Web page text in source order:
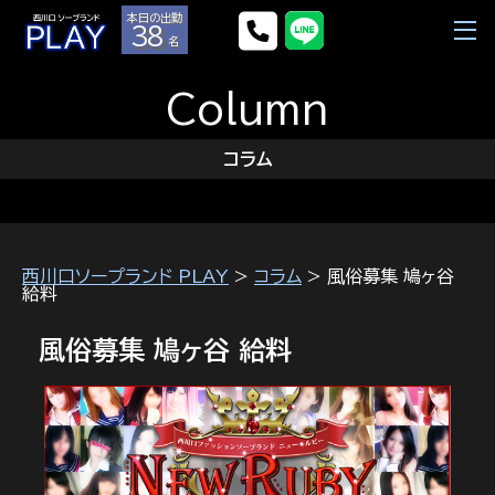
本日の出勤
38 名
Column
コラム
西川口ソープランド PLAY > コラム > 風俗募集 鳩ヶ谷
給料
風俗募集 鳩ヶ谷 給料